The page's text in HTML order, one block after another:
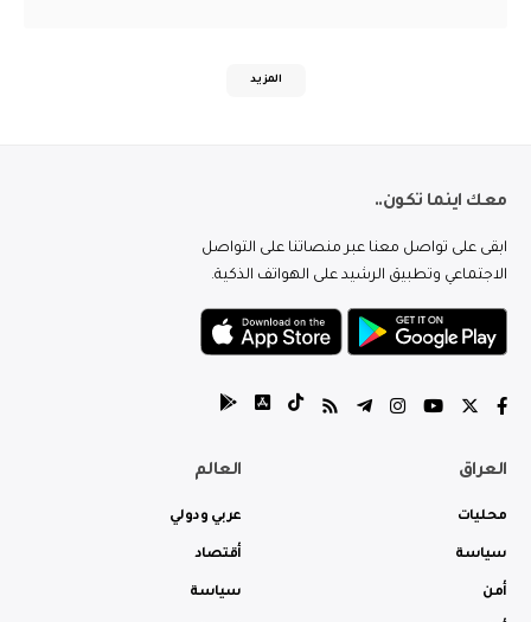
المزيد
معك اينما تكون..
ابقى على تواصل معنا عبر منصاتنا على التواصل
الاجتماعي وتطبيق الرشيد على الهواتف الذكية.
العراق
محليات
سياسة
أمن
العالم
عربي ودولي
أقتصاد
سياسة